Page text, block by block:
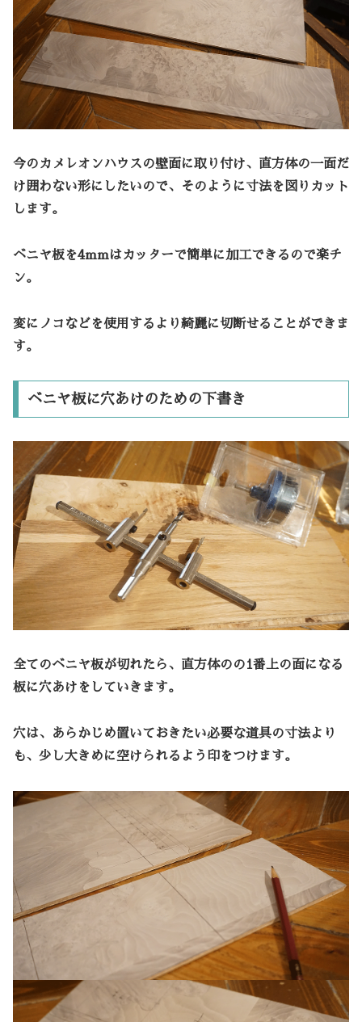
今のカメレオンハウスの壁面に取り付け、直方体の一面だ
け囲わない形にしたいので、そのように寸法を図りカット
します。
ベニヤ板を4mmはカッターで簡単に加工できるので楽チ
ン。
変にノコなどを使用するより綺麗に切断せることができま
す。
ベニヤ板に穴あけのための下書き
全てのベニヤ板が切れたら、直方体のの1番上の面になる
板に穴あけをしていきます。
穴は、あらかじめ置いておきたい必要な道具の寸法より
も、少し大きめに空けられるよう印をつけます。